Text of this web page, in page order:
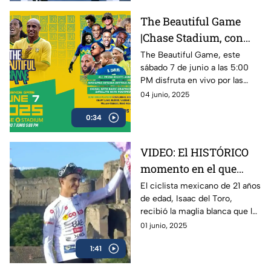
0:34
The Beautiful Game
|Chase Stadium, con
Ronaldinho y Roberto
Carlos | 7 de junio a las
5:00 PM
The Beautiful Game, este
sábado 7 de junio a las 5:00
PM disfruta en vivo por las
plataformas de Azteca
04 junio, 2025
1:41
VIDEO: El HISTÓRICO
momento en el que
Isaac del Toro recibe la
Maglia Blanca en el
Giro de Italia 2025
El ciclista mexicano de 21 años
de edad, Isaac del Toro,
recibió la maglia blanca que lo
acredita como el mejor menor
01 junio, 2025